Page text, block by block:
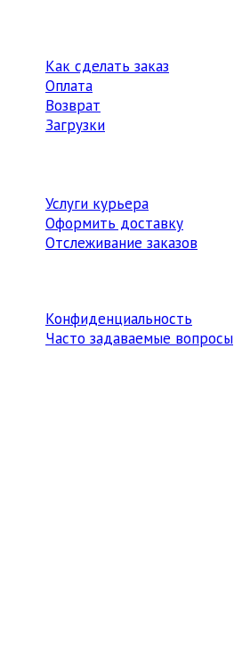
Как сделать заказ
Оплата
Возврат
Загрузки
Услуги курьера
Оформить доставку
Отслеживание заказов
Конфиденциальность
Часто задаваемые вопросы